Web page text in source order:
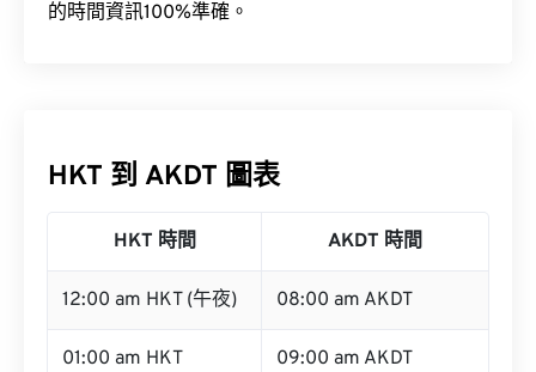
的時間資訊100%準確。
HKT 到 AKDT 圖表
HKT 時間 AKDT 時間
12:00 am HKT (午夜) 08:00 am AKDT
01:00 am HKT 09:00 am AKDT